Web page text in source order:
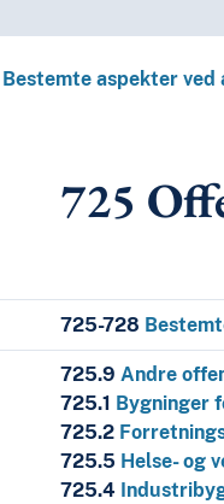
Bestemte aspekter
725
725-728
725.9Andre
725.1 Bygninger
725.2
725.5 Helse- og
725.4